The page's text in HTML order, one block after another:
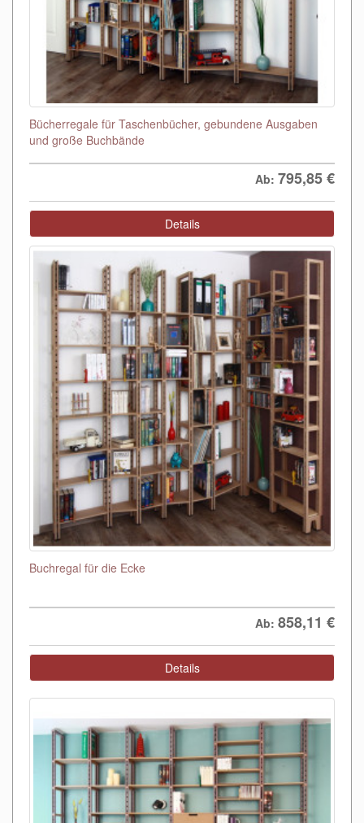
Bücherregale für Taschenbücher, gebundene Ausgaben
und große Buchbände
Ab: 795,85€
Details
Buchregal für die Ecke
Ab: 858,11 €
Details